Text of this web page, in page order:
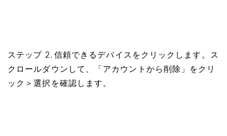
ステップ 2. 信頼できるデバイスをクリックします。ス
クロールダウンして、「アカウントから削除」をクリ
ック＞選択を確認します。